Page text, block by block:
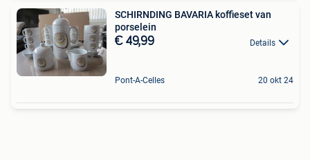
SCHIRNDING BAVARIA koffieset van
porselein
€ 49,99 Details
Pont-A-Celles 20 okt 24